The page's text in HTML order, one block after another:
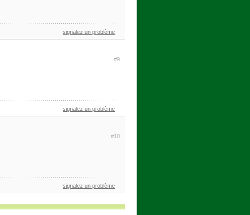
signalez un problème
#9
signalez un problème
#10
signalez un problème